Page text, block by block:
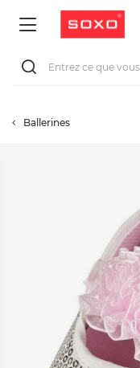
Ballerines